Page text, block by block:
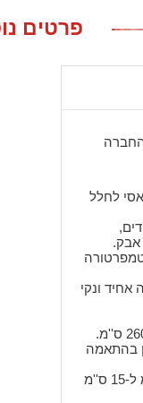
פרטים
החברה
לחלל
אבק.
ונקי
בהתאמה
* כאשר החלון הוא אינו חלון נישה, יש להוסיף בין 10 ס''מ ל-15 ס''מ